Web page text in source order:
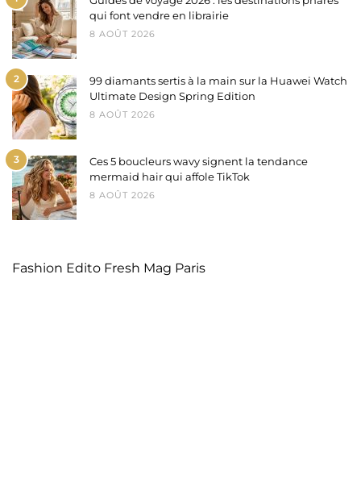
qui font vendre en librairie
8 AOÛT 2026
2
99 diamants sertis à la main sur la Huawei Watch
Ultimate Design Spring Edition
8 AOÛT 2026
3
Ces 5 boucleurs wavy signent la tendance
mermaid hair qui affole TikTok
8 AOÛT 2026
Fashion Edito Fresh Mag Paris